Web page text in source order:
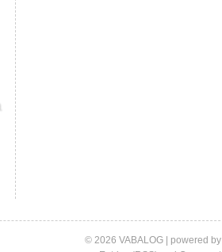
© 2026 VABALOG | powered by